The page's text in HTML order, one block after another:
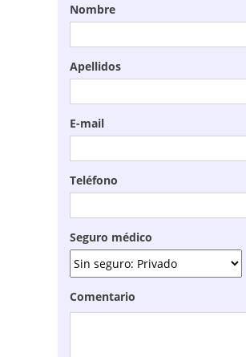
Nombre
Apellidos
E-mail
Teléfono
Seguro médico
Comentario